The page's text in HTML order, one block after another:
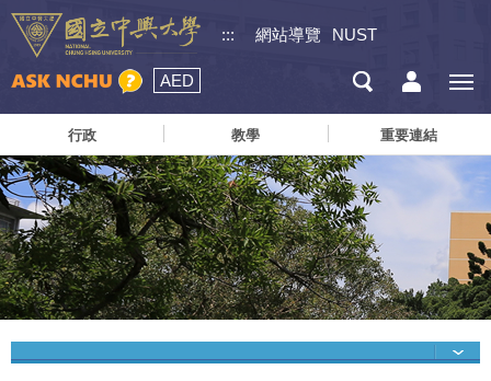
::: 網站導覽 NUST
AED
行政 教學 重要連結